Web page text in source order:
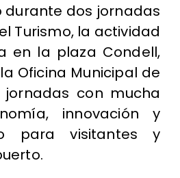
dos jornadas
Turismo, la actividad
en la plaza Condell,
Oficina Municipal de
jornadas con mucha
innovación y
para visitantes y